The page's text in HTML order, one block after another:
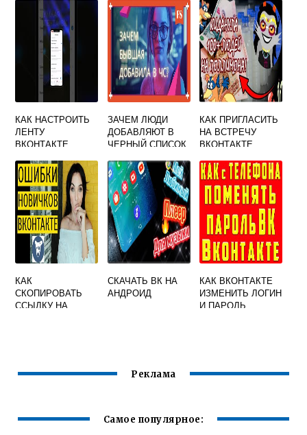
АККАУНТ
ВКОНТАКТЕ
КАК НАСТРОИТЬ
ЛЕНТУ
ВКОНТАКТЕ
ЗАЧЕМ ЛЮДИ
ДОБАВЛЯЮТ В
ЧЕРНЫЙ СПИСОК
КАК ПРИГЛАСИТЬ
НА ВСТРЕЧУ
ВКОНТАКТЕ
КАК
СКОПИРОВАТЬ
ССЫЛКУ НА
СКАЧАТЬ ВК НА
АНДРОИД
КАК ВКОНТАКТЕ
ИЗМЕНИТЬ ЛОГИН
И ПАРОЛЬ
Реклама
Самое популярное: